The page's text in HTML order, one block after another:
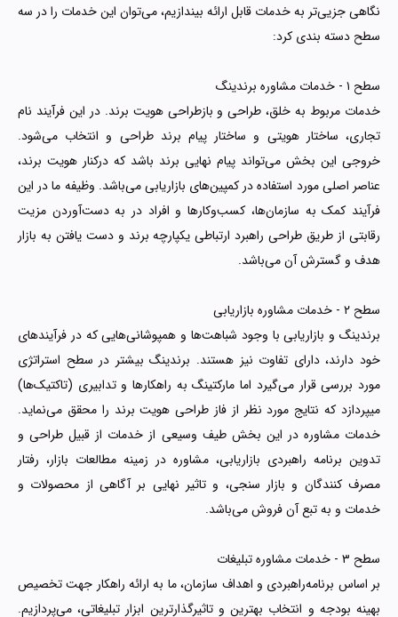
نگاهی جزیی‌تر به خدمات قابل ارائه بیندازیم، می‌توان این خدمات را در سه
سطح دسته بندی کرد:
سطح ۱ - خدمات مشاوره برندینگ
خدمات مربوط به خلق، طراحی و بازطراحی هویت برند. در این فرآیند نام
تجاری، ساختار هویتی و ساختار پیام برند طراحی و انتخاب می‌شود.
خروجی این بخش می‌تواند پیام نهایی برند باشد که درکنار هویت برند،
عناصر اصلی مورد استفاده در کمپین‌های بازاریابی می‌باشد. وظیفه ما در این
فرآیند کمک به سازما‌ن‌ها، کسب‌وکارها و افراد در به دست‌آوردن مزیت
رقابتی از طریق طراحی راهبرد ارتباطی یکپارچه برند و دست یافتن به بازار
هدف و گسترش آن می‌باشد.
سطح ۲ - خدمات مشاوره بازاریابی
برندینگ و بازاریابی با وجود شبا‌هت‌ها و همپوشانی‌هایی که در فرآیندهای
خود دارند، دارای تفاوت نیز هستند. برندینگ بیشتر در سطح استراتژی
مورد بررسی قرار می‌گیرد اما مارکتینگ به راهکارها و تدابیری (تاکتیک‌ها)
میپردازد که نتایج مورد نظر از فاز طراحی هویت برند را محقق می‌نماید.
خدمات مشاوره در این بخش طیف وسیعی از خدمات از قبیل طراحی و
تدوین برنامه راهبردی بازاریابی، مشاوره در زمینه مطالعات بازار، رفتار
مصرف کنندگان و بازار سنجی، و تاثیر نهایی بر آگاهی از محصولات و
خدمات و به تبع آن فروش ‌می‌باشد.
سطح ۳ - خدمات مشاوره تبلیغات
بر اساس برنامه‌راهبردی و اهداف سازمان، ما به ارائه راهکار جهت تخصیص
بهینه بودجه و انتخاب بهترین و تاثیرگذارترین ابزار تبلیغاتی، می‌پردازیم.